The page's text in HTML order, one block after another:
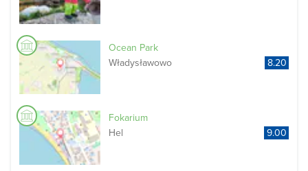
Ocean Park
Władysławowo
8.20
Fokarium
Hel
9.00